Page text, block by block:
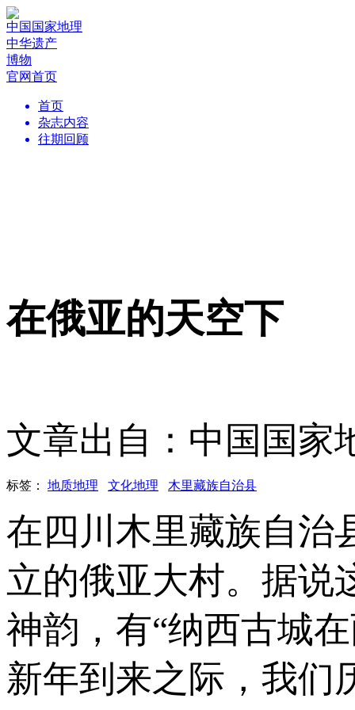
中国国家地理
中华遗产
博物
官网首页
首页
杂志内容
往期回顾
在俄亚的天空下
文章出自：中国国家
标签： 地质地理 文化地理 木里藏族自治县
在四川木里藏族自治
立的俄亚大村。据说
神韵，有“纳西古城
新年到来之际，我们